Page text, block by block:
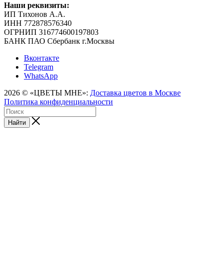
Наши реквизиты:
ИП Тихонов А.А.
ИНН 772878576340
ОГРНИП 316774600197803
БАНК ПАО Сбербанк г.Москвы
Вконтакте
Telegram
WhatsApp
2026 © «ЦВЕТЫ МНЕ»: Доставка цветов в Москве
Политика конфиденциальности
Найти